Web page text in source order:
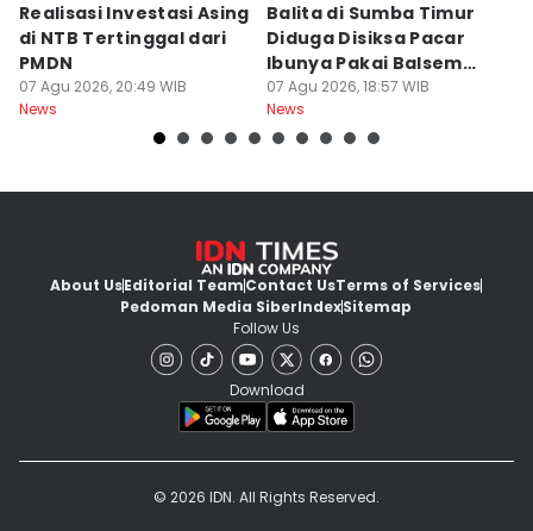
Realisasi Investasi Asing
di NTB Tertinggal dari
PMDN
07 Agu 2026, 20:49 WIB
News
Balita di Sumba Timur
Diduga Disiksa Pacar
Ibunya Pakai Balsem
dan Cabai
07 Agu 2026, 18:57 WIB
News
About UsEditorial TeamContact UsTerms of Services
Pedoman Media SiberIndexSitemap
Follow Us
Download
© 2026 IDN. All Rights Reserved.